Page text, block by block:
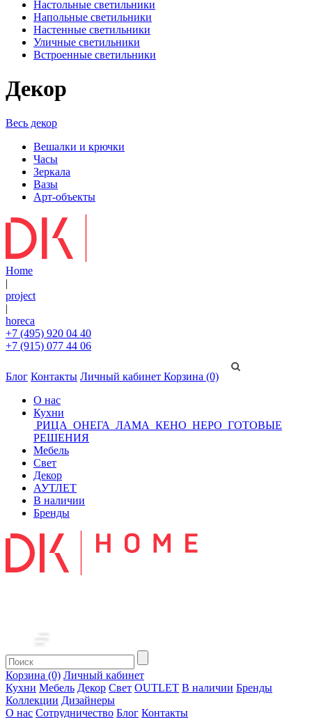
Настольные светильники
Напольные светильники
Настенные светильники
Уличные светильники
Встроенные светильники
Декор
Весь декор
Вешалки и крючки
Часы
Зеркала
Вазы
Арт-объекты
Home
|
project
|
horeca
+7 (495) 920 04 40
+7 (915) 077 44 06
Блог Контакты Личный кабинет Корзина (0)
О нас
Кухни
РИЦА ОНЕГА ЛАМА КЕНО НЕРО ГОТОВЫЕ
РЕШЕНИЯ
Мебель
Свет
Декор
АУТЛЕТ
В наличии
Бренды
Корзина (0) Личный кабинет
Кухни Мебель Декор Свет OUTLET В наличии Бренды
Коллекции Дизайнеры
О нас Сотрудничество Блог Контакты